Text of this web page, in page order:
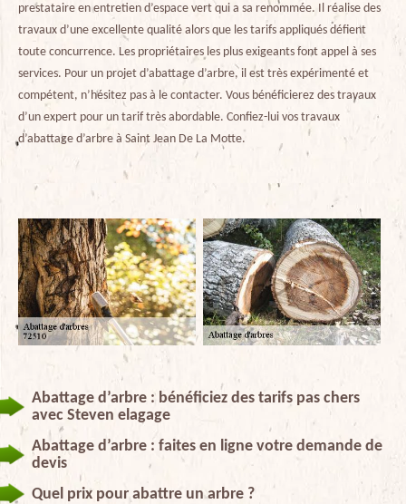
prestataire en entretien d’espace vert qui a sa renommée. Il réalise des
travaux d’une excellente qualité alors que les tarifs appliqués défient
toute concurrence. Les propriétaires les plus exigeants font appel à ses
services. Pour un projet d’abattage d’arbre, il est très expérimenté et
compétent, n’hésitez pas à le contacter. Vous bénéficierez des travaux
d’un expert pour un tarif très abordable. Confiez-lui vos travaux
d’abattage d’arbre à Saint Jean De La Motte.
Abattage d’arbre : bénéficiez des tarifs pas chers
avec Steven elagage
Abattage d’arbre : faites en ligne votre demande de
devis
Quel prix pour abattre un arbre ?